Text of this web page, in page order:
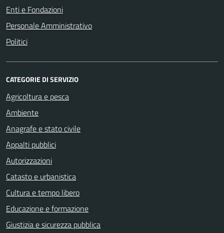
Enti e Fondazioni
Personale Amministrativo
Politici
CATEGORIE DI SERVIZIO
Agricoltura e pesca
Ambiente
Anagrafe e stato civile
Appalti pubblici
Autorizzazioni
Catasto e urbanistica
Cultura e tempo libero
Educazione e formazione
Giustizia e sicurezza pubblica